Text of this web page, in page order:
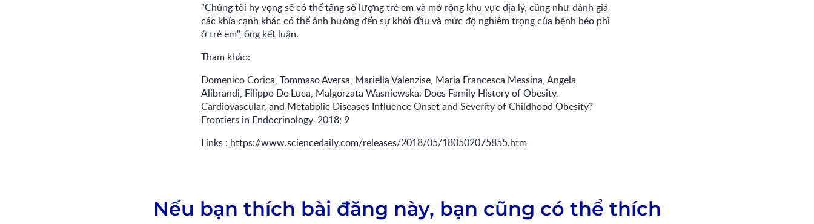
"Chúng tôi hy vọng sẽ có thể tăng số lượng trẻ em và mở rộng khu vực địa lý, cũng như đánh giá
các khía cạnh khác có thể ảnh hưởng đến sự khởi đầu và mức độ nghiêm trọng của bệnh béo phì
ở trẻ em", ông kết luận.
Tham khảo:
Domenico Corica, Tommaso Aversa, Mariella Valenzise, Maria Francesca Messina, Angela
Alibrandi, Filippo De Luca, Malgorzata Wasniewska. Does Family History of Obesity,
Cardiovascular, and Metabolic Diseases Influence Onset and Severity of Childhood Obesity?
Frontiers in Endocrinology, 2018; 9
Links : https://www.sciencedaily.com/releases/2018/05/180502075855.htm
Nếu bạn thích bài đăng này, bạn cũng có thể thích